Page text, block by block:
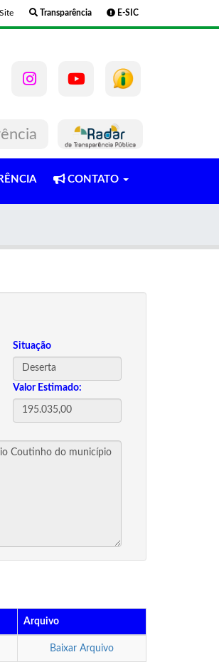
Transparência E-SIC
CONTATO
Situação
Valor Estimado:
Arquivo
Baixar Arquivo